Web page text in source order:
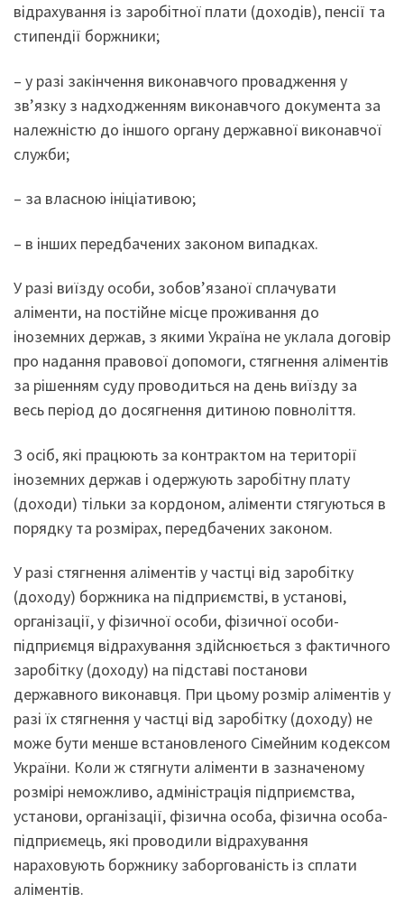
відрахування із заробітної плати (доходів), пенсії та
стипендії боржники;
– у разі закінчення виконавчого провадження у
зв’язку з надходженням виконавчого документа за
належністю до іншого органу державної виконавчої
служби;
– за власною ініціативою;
– в інших передбачених законом випадках.
У разі виїзду особи, зобов’язаної сплачувати
аліменти, на постійне місце проживання до
іноземних держав, з якими Україна не уклала договір
про надання правової допомоги, стягнення аліментів
за рішенням суду проводиться на день виїзду за
весь період до досягнення дитиною повноліття.
З осіб, які працюють за контрактом на території
іноземних держав і одержують заробітну плату
(доходи) тільки за кордоном, аліменти стягуються в
порядку та розмірах, передбачених законом.
У разі стягнення аліментів у частці від заробітку
(доходу) боржника на підприємстві, в установі,
організації, у фізичної особи, фізичної особи-
підприємця відрахування здійснюється з фактичного
заробітку (доходу) на підставі постанови
державного виконавця. При цьому розмір аліментів у
разі їх стягнення у частці від заробітку (доходу) не
може бути менше встановленого Сімейним кодексом
України. Коли ж стягнути аліменти в зазначеному
розмірі неможливо, адміністрація підприємства,
установи, організації, фізична особа, фізична особа-
підприємець, які проводили відрахування
нараховують боржнику заборгованість із сплати
аліментів.